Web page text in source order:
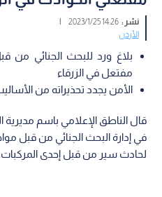
نشر :14:26 2023/1/25
|
الأردن
بلاغ ورد للبحث الجنائي
مفتعل في الزرقاء
الأمن يجدد تحذيراته من الأساليب
قال الناطق الإعلامي باسم مديرية
في إدارة البحث الجنائي من قبل
لحادث سير من قبل إحدى المركبات.